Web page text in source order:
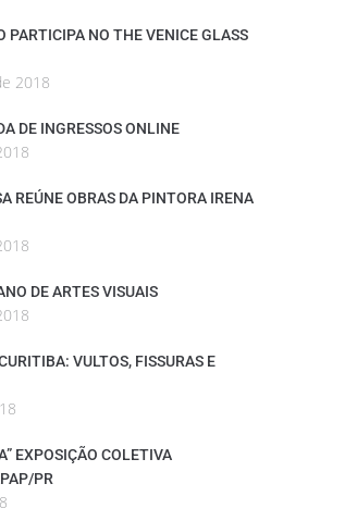
PARTICIPA NO THE VENICE GLASS
2018
DE INGRESSOS ONLINE
REÚNE OBRAS DA PINTORA IRENA
DE ARTES VISUAIS
VULTOS, FISSURAS E
EXPOSIÇÃO COLETIVA
PR